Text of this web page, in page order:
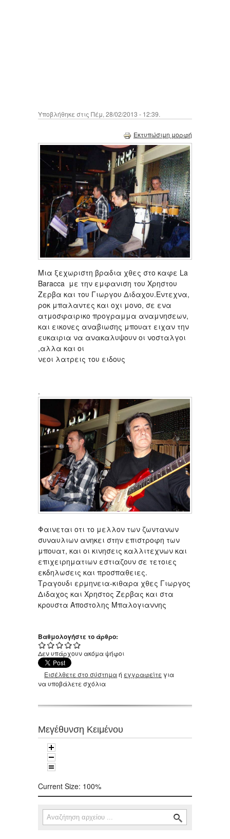
Υποβλήθηκε στις Πέμ, 28/02/2013 - 12:39.
Εκτυπώσιμη μορφή
Μια ξεχωριστη βραδια χθες στο καφε La
Baracca με την εμφανιση του Χρηστου
Ζερβα και του Γιωργου Διδαχου.Εντεχνα,
ροκ μπαλαντες και οχι μονο, σε ενα
ατμοσφαιρικο προγραμμα αναμνησεων,
και εικονες αναβιωσης μπουατ ειχαν την
ευκαιρια να ανακαλυψουν οι νοσταλγοι
,αλλα και οι
νεοι λατρεις του ειδους
.
Φαινεται οτι το μελλον των ζωντανων
συναυλιων ανηκει στην επιστροφη των
μπουατ, και οι κινησεις καλλιτεχνων και
επιχειρηματιων εστιαζουν σε τετοιες
εκδηλωσεις και προσπαθειες.
Τραγουδι ερμηνεια-κιθαρα χθες Γιωργος
Διδαχος και Χρηστος Ζερβας και στα
κρουστα Αποστολης Μπαλογιαννης
Βαθμολογήστε το άρθρο:
Δεν υπάρχουν ακόμα ψήφοι
Εισέλθετε στο σύστημαή εγγραφείτε για
να υποβάλετε σχόλια
Μεγέθυνση Κειμένου
Current Size: 100%
Φόρμα αναζήτησης
Αναζήτηση